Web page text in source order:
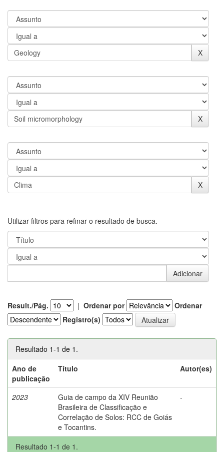
Utilizar filtros para refinar o resultado de busca.
Result./Pág. | Ordenar por
Ordenar
Registro(s)
Resultado 1-1 de 1.
Ano de
publicação
Título Autor(es)
2023
Guia de campo da XIV Reunião
Brasileira de Classificação e
Correlação de Solos: RCC de Goiás
e Tocantins.
-
Resultado 1-1 de 1.